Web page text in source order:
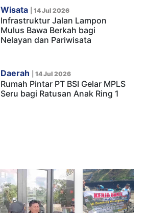
Wisata |14 Jul 2026
Infrastruktur Jalan Lampon
Mulus Bawa Berkah bagi
Nelayan dan Pariwisata
Daerah |14 Jul 2026
Rumah Pintar PT BSI Gelar MPLS
Seru bagi Ratusan Anak Ring 1